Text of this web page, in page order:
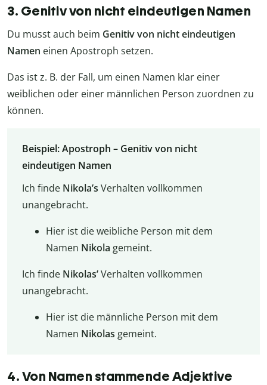
3. Genitiv von nicht eindeutigen Namen
Du musst auch beim Genitiv von nicht eindeutigen
Namen einen Apostroph setzen.
Das ist z. B. der Fall, um einen Namen klar einer
weiblichen oder einer männlichen Person zuordnen zu
können.
Beispiel: Apostroph – Genitiv von nicht
eindeutigen Namen
Ich finde Nikola’s Verhalten vollkommen
unangebracht.
Hier ist die weibliche Person mit dem
Namen Nikola gemeint.
Ich finde Nikolas’Verhalten vollkommen
unangebracht.
Hier ist die männliche Person mit dem
Namen Nikolas gemeint.
4. Von Namen stammende Adjektive